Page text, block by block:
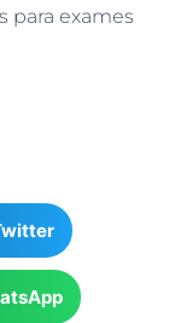
para exames